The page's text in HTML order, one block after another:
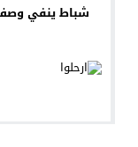
شباط ينفي وصف